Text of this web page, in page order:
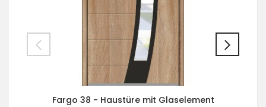
Fargo 38 - Haustüre mit Glaselement